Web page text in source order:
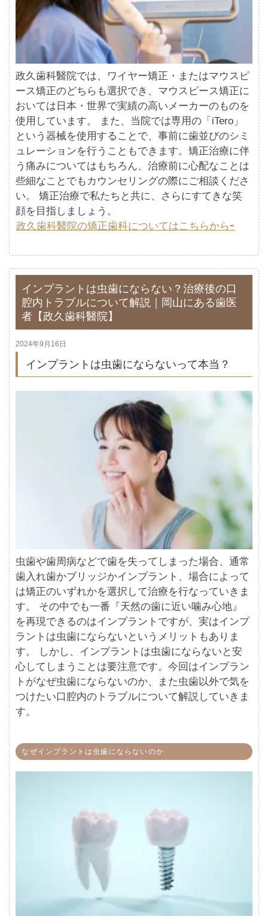
政久歯科醫院では、ワイヤー矯正・またはマウスピ
ース矯正のどちらも選択でき、マウスピース矯正に
おいては日本・世界で実績の高いメーカーのものを
使用しています。 また、当院では専用の「iTero」
という器械を使用することで、事前に歯並びのシミ
ュレーションを行うこともできます。矯正治療に伴
う痛みについてはもちろん、治療前に心配なことは
些細なことでもカウンセリングの際にご相談くださ
い。 矯正治療で私たちと共に、さらにすてきな笑
顔を目指しましょう。
政久歯科醫院の矯正歯科についてはこちらから⇨
インプラントは虫歯にならない？治療後の口
腔内トラブルについて解説｜岡山にある歯医
者【政久歯科醫院】
2024年9月16日
インプラントは虫歯にならないって本当？
虫歯や歯周病などで歯を失ってしまった場合、通常
歯入れ歯かブリッジかインプラント、場合によって
は矯正のいずれかを選択して治療を行なっていきま
す。 その中でも一番『天然の歯に近い噛み心地』
を再現できるのはインプラントですが、実はインプ
ラントは虫歯にならないというメリットもありま
す。 しかし、インプラントは虫歯にならないと安
心してしまうことは要注意です。今回はインプラン
トがなぜ虫歯にならないのか、また虫歯以外で気を
つけたい口腔内のトラブルについて解説していきま
す。
なぜインプラントは虫歯にならないのか